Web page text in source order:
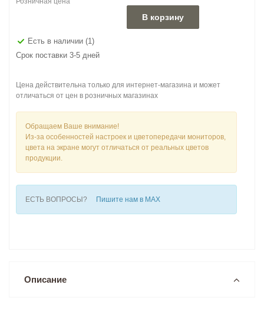
Есть в наличии (1)
Срок поставки 3-5 дней
В корзину
Цена действительна только для интернет-магазина и может
отличаться от цен в розничных магазинах
Обращаем Ваше внимание!
Из-за особенностей настроек и цветопередачи мониторов,
цвета на экране могут отличаться от реальных цветов
продукции.
ЕСТЬ ВОПРОСЫ? Пишите нам в MAX
Описание